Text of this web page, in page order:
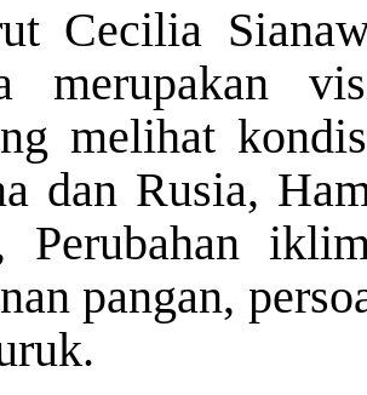
Cecilia
merupakan
melihat
dan Rusia,
Perubahan
pangan,